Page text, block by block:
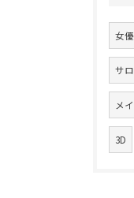
女優
サ
メ
3D